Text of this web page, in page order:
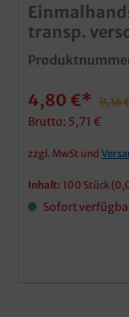
transp.
4,80 €* 9,16
Brutto: 5,71 €
zzgl. MwSt und
Inhalt: 100 Stück
Sofort